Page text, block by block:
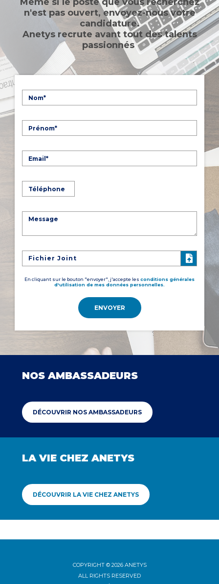
n'est pas ouvert, envoyez-nous votre
candidature.
Anetys recrute avant tout des talents
passionnés
Fichier Joint
En cliquant sur le bouton "envoyer", j'accepte les conditions générales
d'utilisation de mes données personnelles.
ENVOYER
NOS AMBASSADEURS
DÉCOUVRIR NOS AMBASSADEURS
LA VIE CHEZ ANETYS
DÉCOUVRIR LA VIE CHEZ ANETYS
COPYRIGHT © 2026 ANETYS
ALL RIGHTS RESERVED